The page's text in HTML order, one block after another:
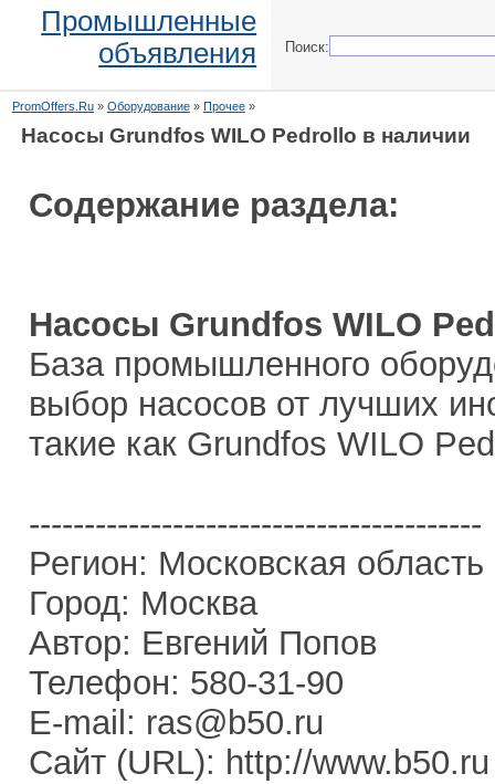
Промышленные
объявления
Поиск:
PromOffers.Ru» Оборудование» Прочее»
Насосы Grundfos WILO Pedrollo в наличии
Содержание раздела:
Насосы Grundfos WILO
База промышленного
выбор насосов от лучших
такие как Grundfos WILO
-----------------------------------------
Регион: Московская область
Город: Москва
Автор: Евгений Попов
Телефон: 580-31-90
E-mail: ras@b50.ru
Сайт (URL): http://www.b50.ru